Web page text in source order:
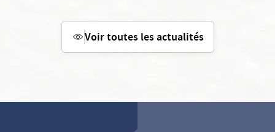
Voir toutes les actualités